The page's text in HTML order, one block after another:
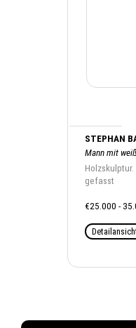
STEPHAN
Mann mit
gefasst
€25.000 -